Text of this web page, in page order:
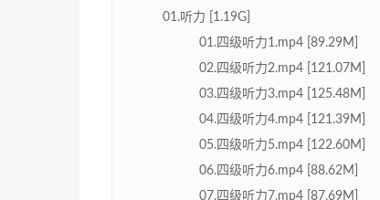
01.听力 [1.19G]
01.四级听力1.mp4 [89.29M]
02.四级听力2.mp4 [121.07M]
03.四级听力3.mp4 [125.48M]
04.四级听力4.mp4 [121.39M]
05.四级听力5.mp4 [122.60M]
06.四级听力6.mp4 [88.62M]
07.四级听力7.mp4 [87.69M]